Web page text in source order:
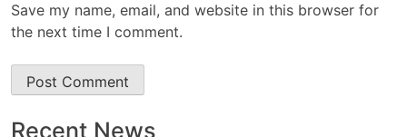
Save my name, email, and website in this browser for
the next time I comment.
Recent News